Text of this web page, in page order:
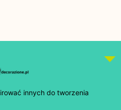
innych do tworzenia